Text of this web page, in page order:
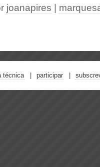
joanapires
técnica participar